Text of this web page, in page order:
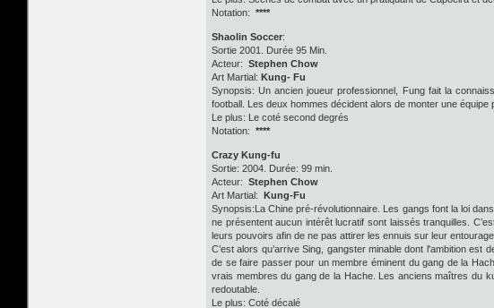
Notation: ****
Shaolin Soccer:
Sortie 2001. Durée 95 Min.
Acteur: Stephen Chow
Art Martial: Kung- Fu
Synopsis: Un ancien joueur professionnel, Fung fait la
football. Les deux hommes décident alors de monter une équipe
Le plus: Le coté second degrés
Notation: ****
Crazy Kung-fu
Sortie: 2004. Durée: 99 min.
Acteur: Stephen Chow
Art Martial: Kung-Fu
Synopsis:La Chine pré-révolutionnaire. Les gangs font la loi
ne présentent aucun intérêt lucratif sont laissés tranquilles.
leurs pouvoirs afin de ne pas attirer les ennuis sur leur entourage.
C’est alors qu’arrive Sing, gangster minable dont l'ambition
de se faire passer pour un membre éminent du gang de la
vrais membres du gang de la Hache. Les anciens maîtres du
redoutable.
Le plus: Coté décalé